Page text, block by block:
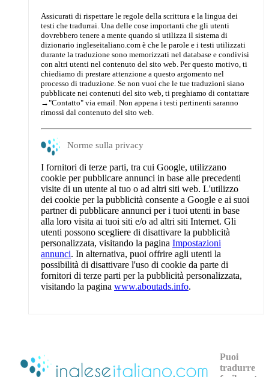
Assicurati di rispettare le regole della scrittura e la lingua dei
testi che tradurrai. Una delle cose importanti che gli utenti
dovrebbero tenere a mente quando si utilizza il sistema di
dizionario ingleseitaliano.com è che le parole e i testi utilizzati
durante la traduzione sono memorizzati nel database e condivisi
con altri utenti nel contenuto del sito web. Per questo motivo, ti
chiediamo di prestare attenzione a questo argomento nel
processo di traduzione. Se non vuoi che le tue traduzioni siano
pubblicate nei contenuti del sito web, ti preghiamo di contattare
→"Contatto" via email. Non appena i testi pertinenti saranno
rimossi dal contenuto del sito web.
Norme sulla privacy
I fornitori di terze parti, tra cui Google, utilizzano
cookie per pubblicare annunci in base alle precedenti
visite di un utente al tuo o ad altri siti web. L'utilizzo
dei cookie per la pubblicità consente a Google e ai suoi
partner di pubblicare annunci per i tuoi utenti in base
alla loro visita ai tuoi siti e/o ad altri siti Internet. Gli
utenti possono scegliere di disattivare la pubblicità
personalizzata, visitando la pagina Impostazioni
annunci. In alternativa, puoi offrire agli utenti la
possibilità di disattivare l'uso di cookie da parte di
fornitori di terze parti per la pubblicità personalizzata,
visitando la pagina www.aboutads.info.
Puoi
tradurre